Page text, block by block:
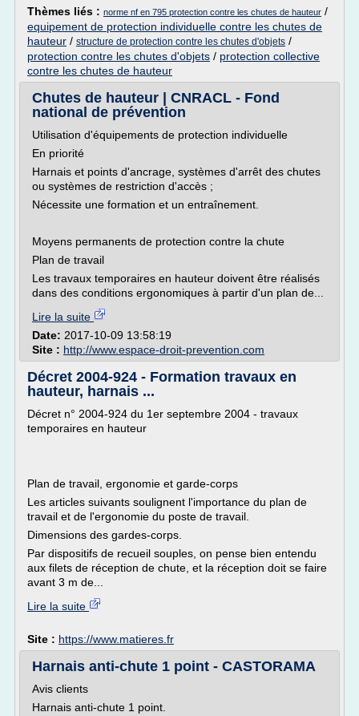
Thèmes liés : norme nf en 795 protection contre les chutes de hauteur /
equipement de protection individuelle contre les chutes de
hauteur / structure de protection contre les chutes d'objets /
protection contre les chutes d'objets / protection collective
contre les chutes de hauteur
Chutes de hauteur | CNRACL - Fond
national de prévention
Utilisation d'équipements de protection individuelle
En priorité
Harnais et points d'ancrage, systèmes d'arrêt des chutes
ou systèmes de restriction d'accès ;
Nécessite une formation et un entraînement.
Moyens permanents de protection contre la chute
Plan de travail
Les travaux temporaires en hauteur doivent être réalisés
dans des conditions ergonomiques à partir d'un plan de...
Lire la suite
Date: 2017-10-09 13:58:19
Site : http://www.espace-droit-prevention.com
Décret 2004-924 - Formation travaux en
hauteur, harnais ...
Décret n° 2004-924 du 1er septembre 2004 - travaux
temporaires en hauteur
Plan de travail, ergonomie et garde-corps
Les articles suivants soulignent l'importance du plan de
travail et de l'ergonomie du poste de travail.
Dimensions des gardes-corps.
Par dispositifs de recueil souples, on pense bien entendu
aux filets de réception de chute, et la réception doit se faire
avant 3 m de...
Lire la suite
Site : https://www.matieres.fr
Harnais anti-chute 1 point - CASTORAMA
Avis clients
Harnais anti-chute 1 point.